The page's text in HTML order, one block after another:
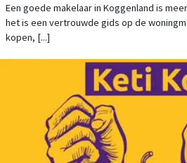
Een goede makelaar in Koggenland is
het is een vertrouwde gids op de
kopen, [...]